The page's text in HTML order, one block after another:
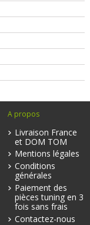
A propos
Livraison France
et DOM TOM
Mentions légales
Conditions
générales
Paiement des
pièces tuning en 3
fois sans frais
Contactez-nous